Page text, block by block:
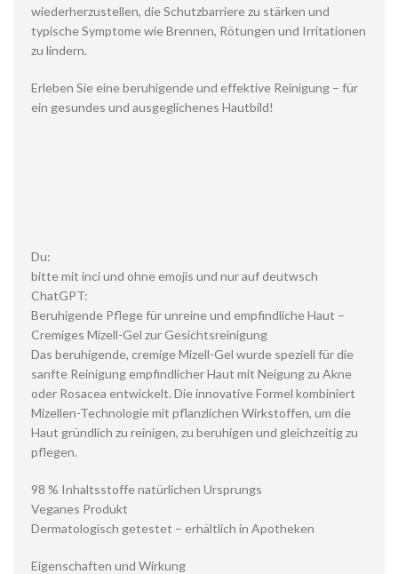
wiederherzustellen, die Schutzbarriere zu stärken und
typische Symptome wie Brennen, Rötungen und Irritationen
zu lindern.
Erleben Sie eine beruhigende und effektive Reinigung – für
ein gesundes und ausgeglichenes Hautbild!
Du:
bitte mit inci und ohne emojis und nur auf deutwsch
ChatGPT:
Beruhigende Pflege für unreine und empfindliche Haut –
Cremiges Mizell-Gel zur Gesichtsreinigung
Das beruhigende, cremige Mizell-Gel wurde speziell für die
sanfte Reinigung empfindlicher Haut mit Neigung zu Akne
oder Rosacea entwickelt. Die innovative Formel kombiniert
Mizellen-Technologie mit pflanzlichen Wirkstoffen, um die
Haut gründlich zu reinigen, zu beruhigen und gleichzeitig zu
pflegen.
98 % Inhaltsstoffe natürlichen Ursprungs
Veganes Produkt
Dermatologisch getestet – erhältlich in Apotheken
Eigenschaften und Wirkung